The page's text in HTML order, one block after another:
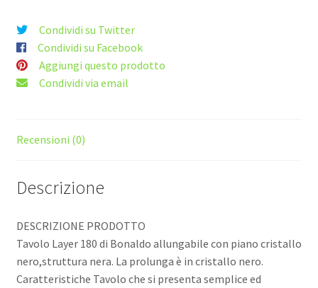
NERO
BONALDO
quantità
Condividi su Twitter
Condividi su Facebook
Aggiungi questo prodotto
Condividi via email
Recensioni (0)
Descrizione
DESCRIZIONE PRODOTTO
Tavolo Layer 180 di Bonaldo allungabile con piano cristallo
nero,struttura nera. La prolunga è in cristallo nero.
Caratteristiche Tavolo che si presenta semplice ed